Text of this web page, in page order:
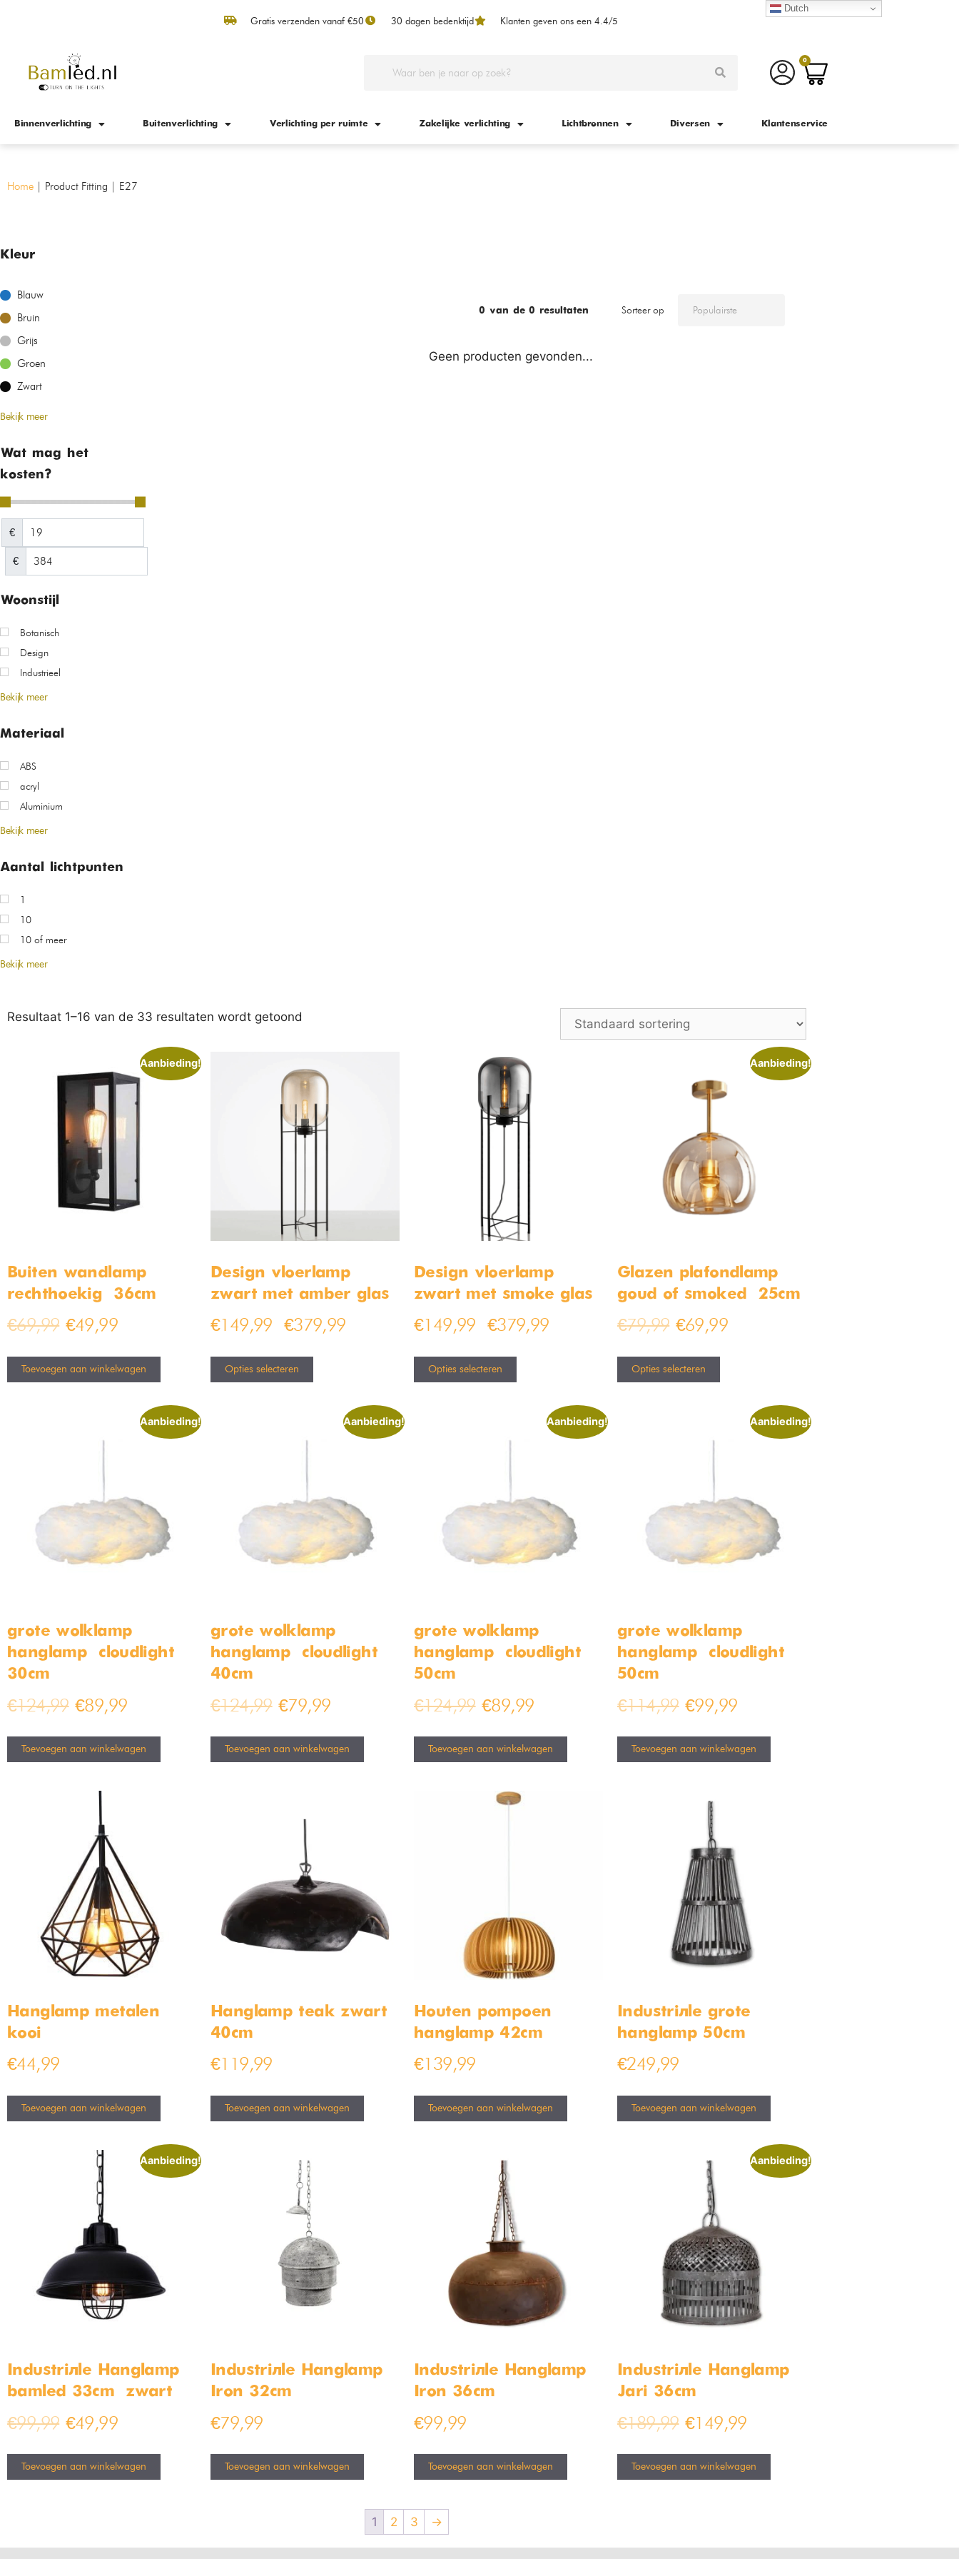
Gratis verzenden vanaf €50 30 dagen bedenktijd Klanten geven ons een 4.4/5
0
Binnenverlichting Buitenverlichting Verlichting per ruimte Zakelijke verlichting Lichtbronnen Diversen Klantenservice
Home | Product Fitting | E27
Kleur
Blauw
Bruin
Grijs
Groen
Zwart
Bekijk meer
Wat mag het
kosten?
€
€
Woonstijl
Botanisch
Design
Industrieel
Bekijk meer
Materiaal
ABS
acryl
Aluminium
Bekijk meer
Aantal lichtpunten
1
10
10 of meer
Bekijk meer
0 van de 0 resultaten Sorteer op
Geen producten gevonden...
Resultaat 1–16 van de 33 resultaten wordt getoond
Aanbieding!
Buiten wandlamp
rechthoekig – 36cm
€69,99 €49,99
Toevoegen aan winkelwagen
Design vloerlamp
zwart met amber glas
€149,99 €379,99
Opties selecteren
Design vloerlamp
zwart met smoke glas
€149,99 €379,99
Opties selecteren
Aanbieding!
Glazen plafondlamp
goud of smoked – 25cm
€79,99 €69,99
Opties selecteren
Aanbieding!
grote wolklamp –
hanglamp – cloudlight –
30cm
€124,99 €89,99
Toevoegen aan winkelwagen
Aanbieding!
grote wolklamp –
hanglamp – cloudlight –
40cm
€124,99 €79,99
Toevoegen aan winkelwagen
Aanbieding!
grote wolklamp –
hanglamp – cloudlight –
50cm
€124,99 €89,99
Toevoegen aan winkelwagen
Aanbieding!
grote wolklamp –
hanglamp – cloudlight –
50cm
€114,99 €99,99
Toevoegen aan winkelwagen
Hanglamp metalen
kooi
€44,99
Toevoegen aan winkelwagen
Hanglamp teak zwart
40cm
€119,99
Toevoegen aan winkelwagen
Houten pompoen
hanglamp 42cm
€139,99
Toevoegen aan winkelwagen
Industriële grote
hanglamp 50cm
€249,99
Toevoegen aan winkelwagen
Aanbieding!
Industriële Hanglamp
bamled 33cm – zwart
€99,99 €49,99
Toevoegen aan winkelwagen
Industriële Hanglamp
Iron 32cm
€79,99
Toevoegen aan winkelwagen
Industriële Hanglamp
Iron 36cm
€99,99
Toevoegen aan winkelwagen
Aanbieding!
Industriële Hanglamp
Jari 36cm
€189,99 €149,99
Toevoegen aan winkelwagen
1 2 3 →
Dutch